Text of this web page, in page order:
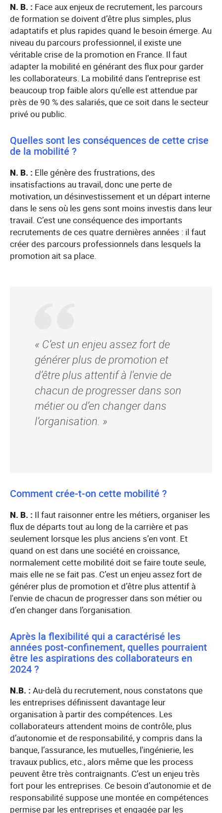
N. B. : Face aux enjeux de recrutement, les parcours
de formation se doivent d’être plus simples, plus
adaptatifs et plus rapides quand le besoin émerge. Au
niveau du parcours professionnel, il existe une
véritable crise de la promotion en France. Il faut
adapter la mobilité en générant des flux pour garder
les collaborateurs. La mobilité dans l’entreprise est
beaucoup trop faible alors qu’elle est attendue par
près de 90 % des salariés, que ce soit dans le secteur
privé ou public.
Quelles sont les conséquences de cette crise
de la mobilité ?
N. B. : Elle génère des frustrations, des
insatisfactions au travail, donc une perte de
motivation, un désinvestissement et un départ interne
dans le sens où les gens sont moins investis dans leur
travail. C’est une conséquence des importants
recrutements de ces quatre dernières années : il faut
créer des parcours professionnels dans lesquels la
promotion ait sa place.
« C’est un enjeu assez fort de
générer plus de promotion et
d’être plus attentif à l'envie de
chacun de progresser dans son
métier ou d’en changer dans
l’organisation. »
Comment crée-t-on cette mobilité ?
N. B. : Il faut raisonner entre les métiers, organiser les
flux de départs tout au long de la carrière et pas
seulement lorsque les plus anciens s’en vont. Et
quand on est dans une société en croissance,
normalement cette mobilité doit se faire toute seule,
mais elle ne se fait pas. C’est un enjeu assez fort de
générer plus de promotion et d’être plus attentif à
l'envie de chacun de progresser dans son métier ou
d’en changer dans l’organisation.
Après la flexibilité qui a caractérisé les
années post-confinement, quelles pourraient
être les aspirations des collaborateurs en
2024 ?
N.B. : Au-delà du recrutement, nous constatons que
les entreprises définissent davantage leur
organisation à partir des compétences. Les
collaborateurs attendent moins de contrôle, plus
d’autonomie et de responsabilité, y compris dans la
banque, l’assurance, les mutuelles, l'ingénierie, les
travaux publics, etc., alors même que les process
peuvent être très contraignants. C’est un enjeu très
fort pour les entreprises. Ce besoin d’autonomie et de
responsabilité suppose une montée en compétences
permise par les entreprises et engagée par les